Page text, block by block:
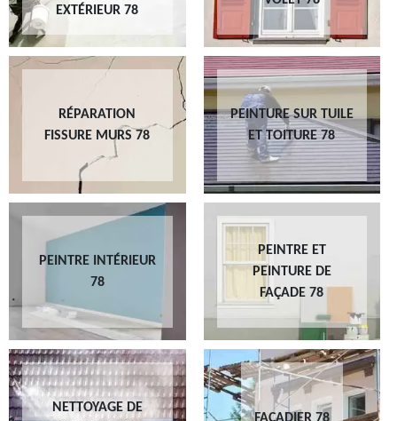
EXTÉRIEUR 78
RÉPARATION
FISSURE MURS 78
PEINTURE SUR TUILE
ET TOITURE 78
PEINTRE INTÉRIEUR
78
PEINTRE ET
PEINTURE DE
FAÇADE 78
NETTOYAGE DE
FAÇADIER 78